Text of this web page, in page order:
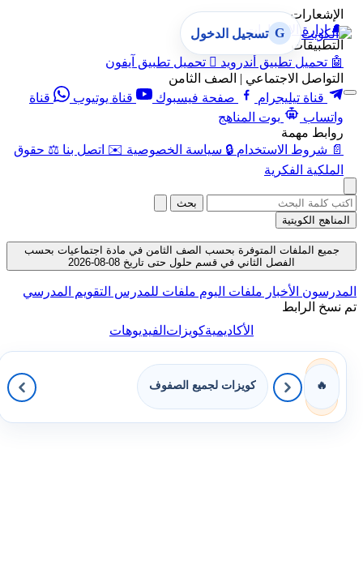
الإشعارات
🔔 إدارة الإشعارات
التطبيقات
🤖 تحميل تطبيق أندرويد  تحميل تطبيق آيفون
التواصل الاجتماعي | الصف الثامن
قناة تيليجرام
صفحة فيسبوك قناة يوتيوب
قناة
واتساب
بوت المناهج
روابط مهمة
📄 شروط الاستخدام 🔒 سياسة الخصوصية ✉️ اتصل بنا ⚖️ حقوق
الملكية الفكرية
G تسجيل الدخول
بحث
المناهج الكويتية
جميع الملفات المتوفرة بحسب الصف الثامن في مادة اجتماعيات بحسب
الفصل الثاني في قسم حلول حتى تاريخ 08-08-2026
المدرسون الأخبار ملفات اليوم ملفات للمدرس التقويم المدرسي
تم نسخ الرابط
الأكاديميةكويزاتالفيديوهات
🔥 كويزات لجميع الصفوف